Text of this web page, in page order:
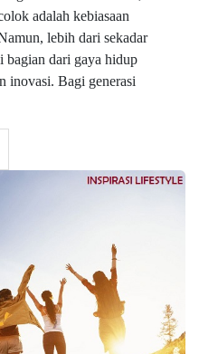
adalah kebiasaan
lebih dari sekadar
dari gaya hidup
inovasi. Bagi generasi